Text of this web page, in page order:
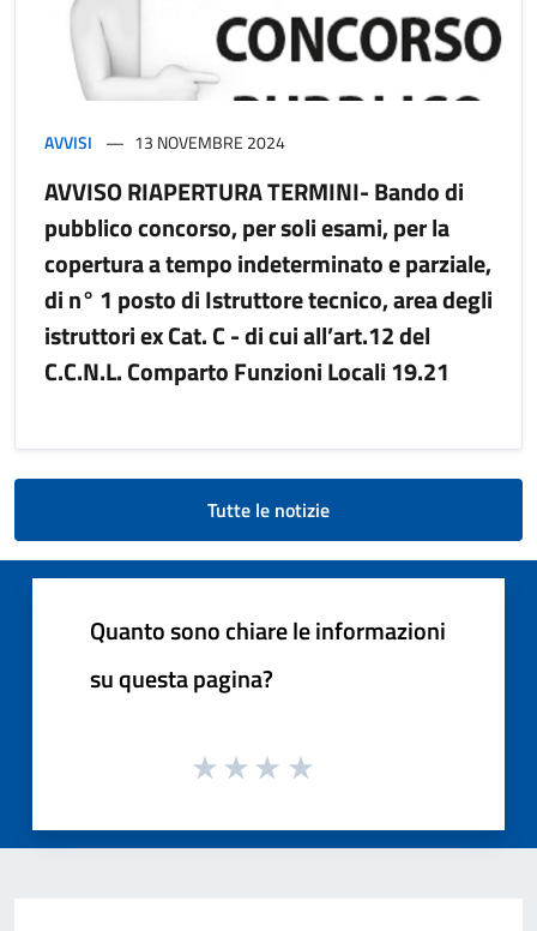
AVVISI 13 NOVEMBRE 2024
AVVISO RIAPERTURA TERMINI- Bando di
pubblico concorso, per soli esami, per la
copertura a tempo indeterminato e parziale,
di n° 1 posto di Istruttore tecnico, area degli
istruttori ex Cat. C - di cui all’art.12 del
C.C.N.L. Comparto Funzioni Locali 19.21
Tutte le notizie
Quanto sono chiare le informazioni
su questa pagina?